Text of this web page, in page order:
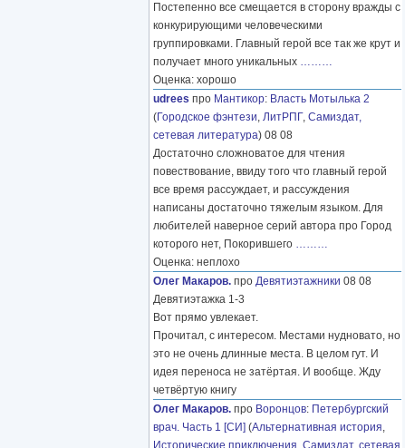
Постепенно все смещается в сторону вражды с
конкурирующими человеческими
группировками. Главный герой все так же крут и
получает много уникальных ………
Оценка: хорошо
udrees про Мантикор: Власть Мотылька 2
(Городское фэнтези, ЛитРПГ, Самиздат,
сетевая литература) 08 08
Достаточно сложноватое для чтения
повествование, ввиду того что главный герой
все время рассуждает, и рассуждения
написаны достаточно тяжелым языком. Для
любителей наверное серий автора про Город
которого нет, Покорившего ………
Оценка: неплохо
Олег Макаров. про Девятиэтажники 08 08
Девятиэтажка 1-3
Вот прямо увлекает.
Прочитал, с интересом. Местами нудновато, но
это не очень длинные места. В целом гут. И
идея переноса не затёртая. И вообще. Жду
четвёртую книгу
Олег Макаров. про Воронцов: Петербургский
врач. Часть 1 [СИ] (Альтернативная история,